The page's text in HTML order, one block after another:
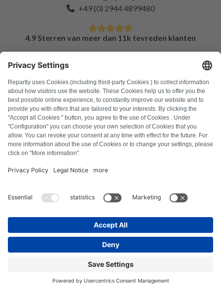
+49 (0) 2944 4899480
4.9 Sterren van meer dan 11k tevreden klanten
FAQ
Alle foutcodes
Over ons
Druk op
Cookiebeleid
Contract herroepen
© Repartly 2026